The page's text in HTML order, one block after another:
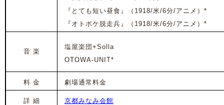
『とても短い昼食』
（1918/米/6分/アニメ）*
『オトボケ脱走兵』
（1918/米/6分/アニメ）*
音 楽
塩屋楽団+Solla
OTOWA-UNIT*
料 金 劇場通常料金
詳 細 京都みなみ会館